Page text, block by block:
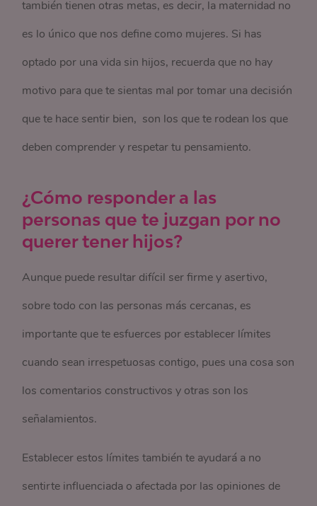
también tienen otras metas, es decir, la maternidad no
es lo único que nos define como mujeres. Si has
optado por una vida sin hijos, recuerda que no hay
motivo para que te sientas mal por tomar una decisión
que te hace sentir bien, son los que te rodean los que
deben comprender y respetar tu pensamiento.
¿Cómo responder a las
personas que te juzgan por no
querer tener hijos?
Aunque puede resultar difícil ser firme y asertivo,
sobre todo con las personas más cercanas, es
importante que te esfuerces por establecer límites
cuando sean irrespetuosas contigo, pues una cosa son
los comentarios constructivos y otras son los
señalamientos.
Establecer estos límites también te ayudará a no
sentirte influenciada o afectada por las opiniones de